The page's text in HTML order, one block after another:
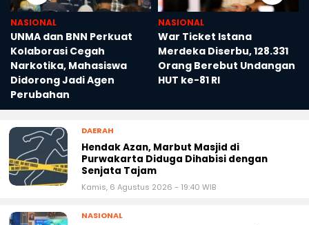
NASIONAL
UNMA dan BNN Perkuat
Kolaborasi Cegah
Narkotika, Mahasiswa
Didorong Jadi Agen
Perubahan
NASIONAL
War Ticket Istana
Merdeka Diserbu, 128.331
Orang Berebut Undangan
HUT ke-81 RI
DAERAH
Hendak Azan, Marbut Masjid di
Purwakarta Diduga Dihabisi dengan
Senjata Tajam
Kamis, 6 Agustus 2026 - 19:40 WIB
NASIONAL